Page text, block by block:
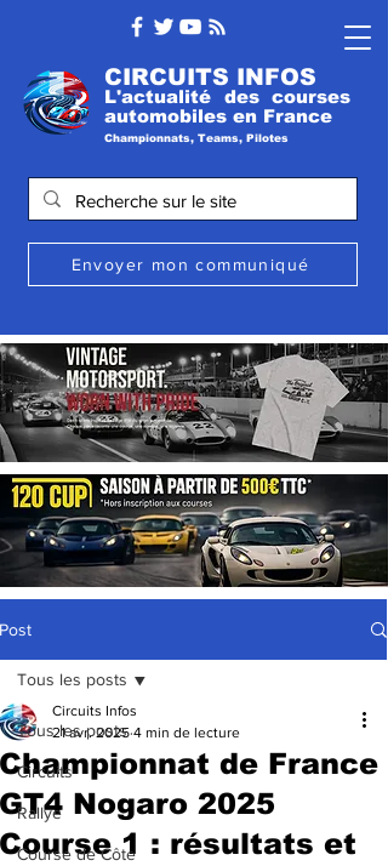
CIRCUITS INFOS
L'actualité des courses
automobiles en France
Championnats, Teams, Pilotes
Envoyer mon communiqué
Post
Tous les posts
Circuits
Rallye
Course de Côte
Tous les posts
Championnat de France
GT4 Nogaro 2025
Course 1 : résultats et
Circuits Infos
21 avr. 2025 4 min de lecture